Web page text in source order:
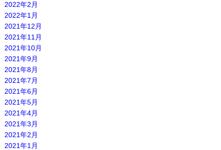
2022年2月
2022年1月
2021年12月
2021年11月
2021年10月
2021年9月
2021年8月
2021年7月
2021年6月
2021年5月
2021年4月
2021年3月
2021年2月
2021年1月